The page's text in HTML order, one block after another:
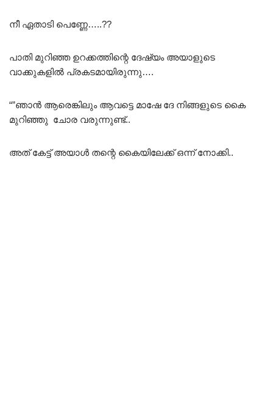
നീ ഏതാടി പെണ്ണേ…..??
പാതി മുറിഞ്ഞ ഉറക്കത്തിന്റെ ദേഷ്യം അയാളുടെ
വാക്കുകളിൽ പ്രകടമായിരുന്നു….
“”ഞാൻ ആരെങ്കിലും ആവട്ടെ മാഷേ ദേ നിങ്ങളുടെ കൈ
മുറിഞ്ഞു ചോര വരുന്നുണ്ട്..
അത് കേട്ട് അയാൾ തന്റെ കൈയിലേക്ക് ഒന്ന് നോക്കി..